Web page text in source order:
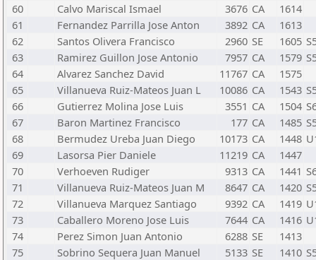
60
Calvo Mariscal Ismael 3676 CA
1614
61
Fernandez Parrilla Jose Anton 3892 CA
1613
62
Santos Olivera Francisco 2960 SE 1605
63
Ramirez Guillon Jose Antonio 7957 CA 1579
64
Alvarez Sanchez David 11767 CA
1575
65
Villanueva Ruiz-Mateos Juan L 10086 CA 1543
66
Gutierrez Molina Jose Luis 3551 CA 1504
67
Baron Martinez Francisco 177 CA 1485
68
Bermudez Ureba Juan Diego 10173 CA 1448
69
Lasorsa Pier Daniele 11219 CA
1447
70
Verhoeven Rudiger 9313 CA 1441
71
Villanueva Ruiz-Mateos Juan M 8647 CA 1420
72
Villanueva Marquez Santiago 9392 CA 1419
73
Caballero Moreno Jose Luis 7644 CA 1416
74
Perez Simon Juan Antonio 6288 SE
1413
75
Sobrino Sequera Juan Manuel 5133 SE 1410